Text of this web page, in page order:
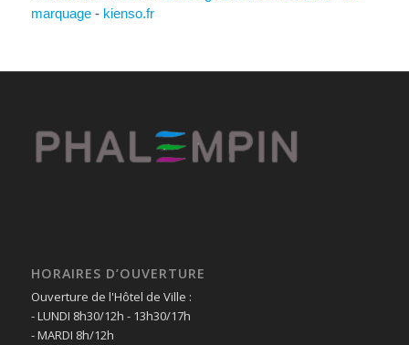
marquage- kienso.fr
HORAIRES D’OUVERTURE
Ouverture de l'Hôtel de Ville :
- LUNDI 8h30/12h - 13h30/17h
- MARDI 8h/12h